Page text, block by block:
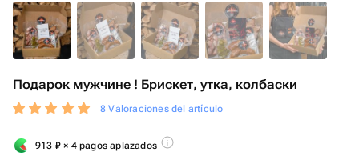
Подарок мужчине ! Брискет, утка, колбаски
8 Valoraciones del artículo
913 ₽ × 4 pagos aplazados